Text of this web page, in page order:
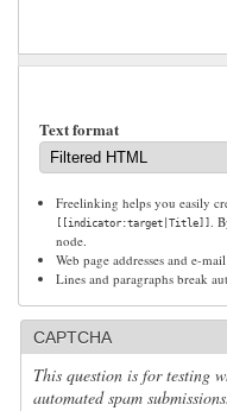
Text format
Freelinking helps you easily
[[indicator:target|Title]] .
node.
Web page addresses and e-
Lines and paragraphs break
CAPTCHA
This question is for testing
automated spam submissions.